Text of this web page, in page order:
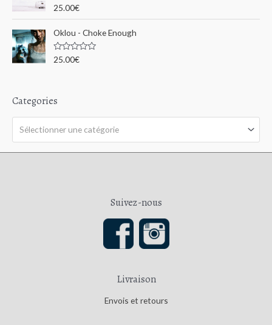
r
5
N
e
0
s
r
25.00€
Oklou - Choke Enough
N
s
u
25.00€
Categories
Sélectionner une catégorie
Suivez-nous
Livraison
Envois et retours